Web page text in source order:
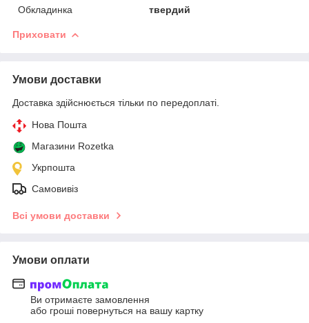
Обкладинка
твердий
Приховати
Умови доставки
Доставка здійснюється тільки по передоплаті.
Нова Пошта
Магазини Rozetka
Укрпошта
Самовивіз
Всі умови доставки
Умови оплати
Ви отримаєте замовлення
або гроші повернуться на вашу картку